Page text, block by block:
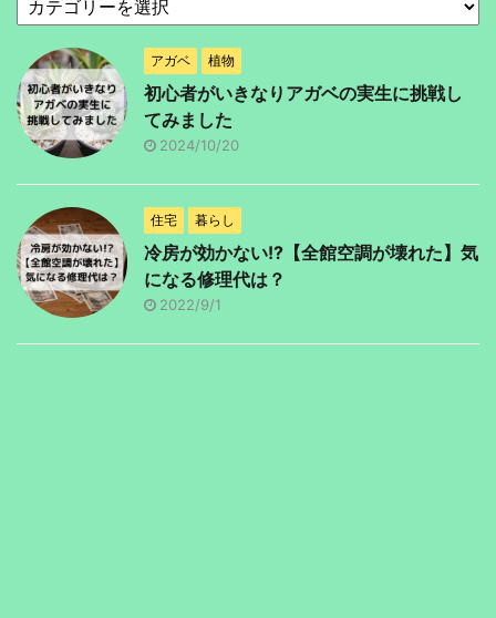
アガベ 植物
初心者がいきなりアガベの実生に挑戦し
てみました
2024/10/20
住宅 暮らし
冷房が効かない!?【全館空調が壊れた】気
になる修理代は？
2022/9/1